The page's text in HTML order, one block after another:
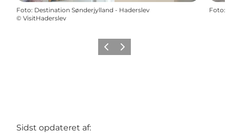
Foto: Destination Sønderjylland - Haderslev
© VisitHaderslev
Foto:
ForrigeNæste
Sidst opdateret af: